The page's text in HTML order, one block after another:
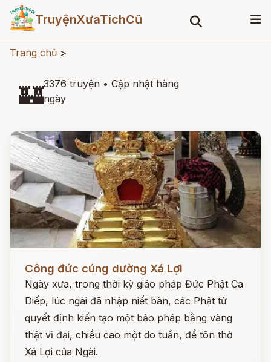
TruyệnXưaTíchCũ
Trang chủ >
🏰3376 truyện • Cập nhật hàng
ngày
Công đức cúng dường Xá Lợi
Ngày xưa, trong thời kỳ giáo pháp Đức Phật Ca
Diếp, lúc ngài đã nhập niết bàn, các Phật tử
quyết định kiến tạo một bảo pháp bằng vàng
thật vĩ đại, chiều cao một do tuần, để tôn thờ
Xá Lợi của Ngài.